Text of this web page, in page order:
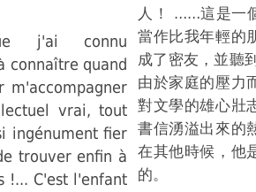
j'ai connu
connaître quand
vrai, tout
ingénument fier
trouver enfin à
!... C'est l'enfant
人！ ……這是一
當作比我年輕的
成了密友，並聽
由於家庭的壓力
對文學的雄心壯
書信湧溢出來的
在其他時候，他
的。